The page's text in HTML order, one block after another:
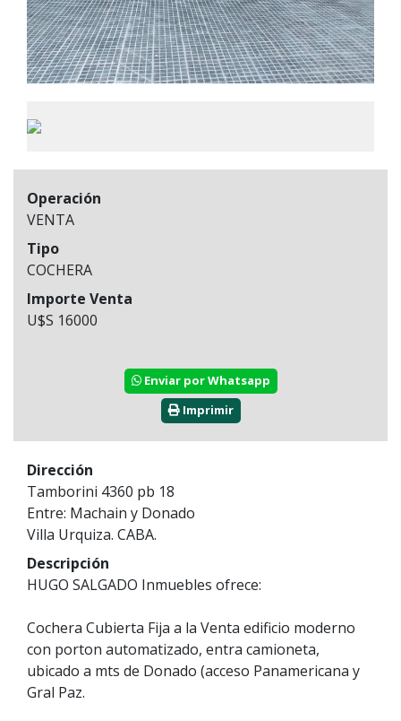
Operación
VENTA
Tipo
COCHERA
Importe Venta
U$S 16000
Enviar por Whatsapp
Imprimir
Dirección
Tamborini 4360 pb 18
Entre: Machain y Donado
Villa Urquiza. CABA.
Descripción
HUGO SALGADO Inmuebles ofrece:
Cochera Cubierta Fija a la Venta edificio moderno
con porton automatizado, entra camioneta,
ubicado a mts de Donado (acceso Panamericana y
Gral Paz.